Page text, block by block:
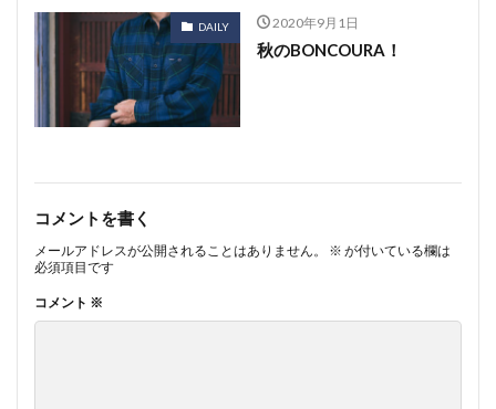
DAILY 2020年9月1日
秋のBONCOURA！
コメントを書く
メールアドレスが公開されることはありません。 ※ が付いている欄は
必須項目です
コメント ※